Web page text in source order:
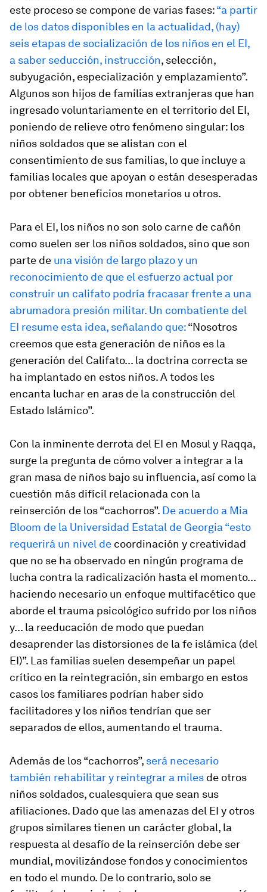
este proceso se compone de varias fases:“a partir
de los datos disponibles en la actualidad, (hay)
seis etapas de socialización de los niños en el EI,
a saber seducción, instrucción, selección,
subyugación, especialización y emplazamiento”.
Algunos son hijos de familias extranjeras que han
ingresado voluntariamente en el territorio del EI,
poniendo de relieve otro fenómeno singular: los
niños soldados que se alistan con el
consentimiento de sus familias, lo que incluye a
familias locales que apoyan o están desesperadas
por obtener beneficios monetarios u otros.
Para el EI, los niños no son solo carne de cañón
como suelen ser los niños soldados, sino que son
parte de una visión de largo plazo y un
reconocimiento de que el esfuerzo actual por
construir un califato podría fracasar frente a una
abrumadora presión militar. Un combatiente del
EI resume esta idea, señalando que:“Nosotros
creemos que esta generación de niños es la
generación del Califato... la doctrina correcta se
ha implantado en estos niños. A todos les
encanta luchar en aras de la construcción del
Estado Islámico”.
Con la inminente derrota del EI en Mosul y Raqqa,
surge la pregunta de cómo volver a integrar a la
gran masa de niños bajo su influencia, así como la
cuestión más difícil relacionada con la
reinserción de los “cachorros”. De acuerdo a Mia
Bloom de la Universidad Estatal de Georgia “esto
requerirá un nivel de coordinación y creatividad
que no se ha observado en ningún programa de
lucha contra la radicalización hasta el momento...
haciendo necesario un enfoque multifacético que
aborde el trauma psicológico sufrido por los niños
y... la reeducación de modo que puedan
desaprender las distorsiones de la fe islámica (del
EI)”. Las familias suelen desempeñar un papel
crítico en la reintegración, sin embargo en estos
casos los familiares podrían haber sido
facilitadores y los niños tendrían que ser
separados de ellos, aumentando el trauma.
Además de los “cachorros”, será necesario
también rehabilitar y reintegrar a miles de otros
niños soldados, cualesquiera que sean sus
afiliaciones. Dado que las amenazas del EI y otros
grupos similares tienen un carácter global, la
respuesta al desafío de la reinserción debe ser
mundial, movilizándose fondos y conocimientos
en todo el mundo. De lo contrario, solo se